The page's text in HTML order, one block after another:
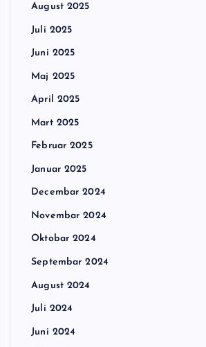
August 2025
Juli 2025
Juni 2025
Maj 2025
April 2025
Mart 2025
Februar 2025
Januar 2025
Decembar 2024
Novembar 2024
Oktobar 2024
Septembar 2024
August 2024
Juli 2024
Juni 2024